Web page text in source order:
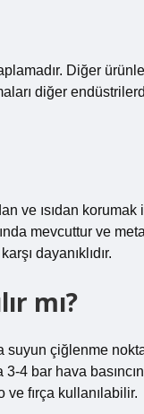
Diğer
diğer
ve ısıdan korumak
mevcuttur ve
dayanıklıdır.
mı?
suyun çiğlenme
4 bar hava
fırça kullanılabilir.